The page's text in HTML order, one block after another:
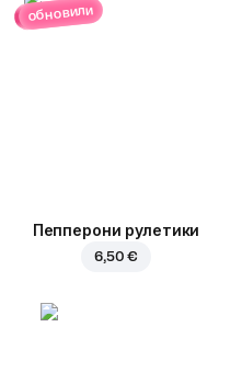
обновили
Пепперони рулетики
6,50 €